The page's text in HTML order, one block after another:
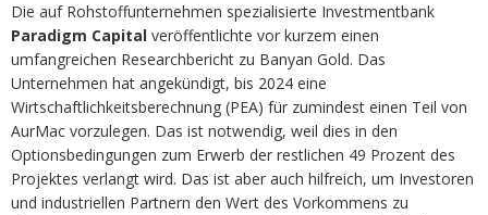
Die auf Rohstoffunternehmen spezialisierte Investmentbank
Paradigm Capital veröffentlichte vor kurzem einen
umfangreichen Researchbericht zu Banyan Gold. Das
Unternehmen hat angekündigt, bis 2024 eine
Wirtschaftlichkeitsberechnung (PEA) für zumindest einen Teil von
AurMac vorzulegen. Das ist notwendig, weil dies in den
Optionsbedingungen zum Erwerb der restlichen 49 Prozent des
Projektes verlangt wird. Das ist aber auch hilfreich, um Investoren
und industriellen Partnern den Wert des Vorkommens zu